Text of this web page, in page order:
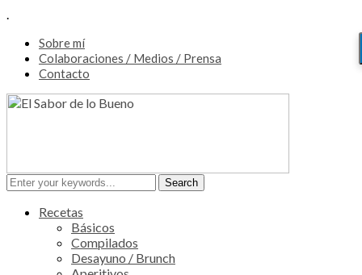
.
Sobre mí
Colaboraciones / Medios / Prensa
Contacto
Recetas
Básicos
Compilados
Desayuno / Brunch